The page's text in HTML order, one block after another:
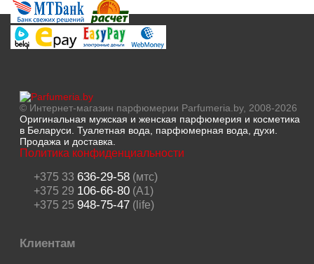
© Интернет-магазин парфюмерии Parfumeria.by, 2008-2026
Оригинальная мужская и женская парфюмерия и косметика
в Беларуси. Туалетная вода, парфюмерная вода, духи.
Продажа и доставка.
Политика конфиденциальности
+375 33 636-29-58(мтс)
+375 29 106-66-80(A1)
+375 25 948-75-47(life)
Клиентам